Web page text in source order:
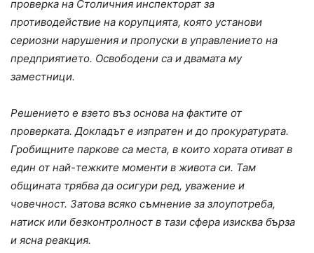
проверка на Столичния инспекторат за
противодействие на корупцията, която установи
сериозни нарушения и пропуски в управлението на
предприятието. Освободени са и двамата му
заместници.
Решението е взето въз основа на фактите от
проверката. Докладът е изпратен и до прокуратурата.
Гробищните паркове са места, в които хората отиват в
един от най-тежките моменти в живота си. Там
общината трябва да осигури ред, уважение и
човечност. Затова всяко съмнение за злоупотреба,
натиск или безконтролност в тази сфера изисква бърза
и ясна реакция.